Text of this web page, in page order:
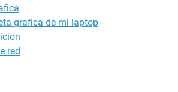
grafica de mi laptop
red